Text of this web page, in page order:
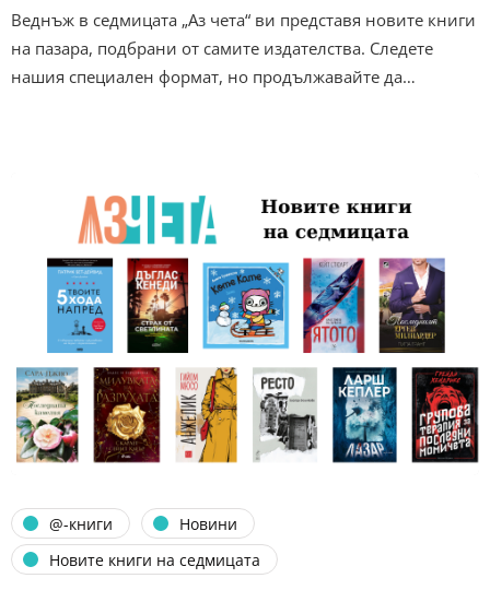
Веднъж в седмицата „Аз чета“ ви представя новите книги
на пазара, подбрани от самите издателства. Следете
нашия специален формат, но продължавайте да…
@-книги
Новини
Новите книги на седмицата